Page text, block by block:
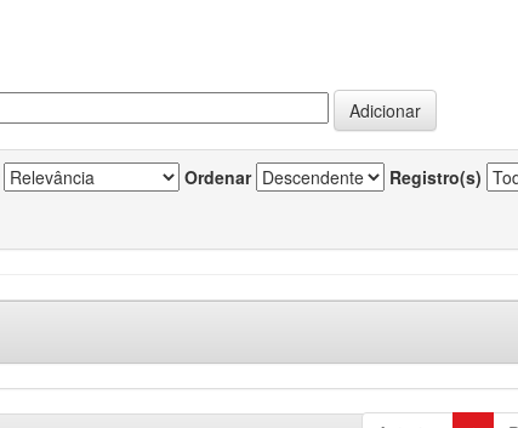
Ordenar Registro(s)